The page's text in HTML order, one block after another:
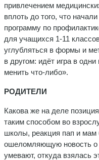
привлечением
вплоть до того, что
программу по
для уча­щихся 1-11
углубляться в формы и
в другом: идёт игра в
менить что-либо».
РОДИТЕЛИ
Какова же на деле
таким способом во
школы, реакция пап и мам
ошеломляющую новость о
умевают, откуда взялась